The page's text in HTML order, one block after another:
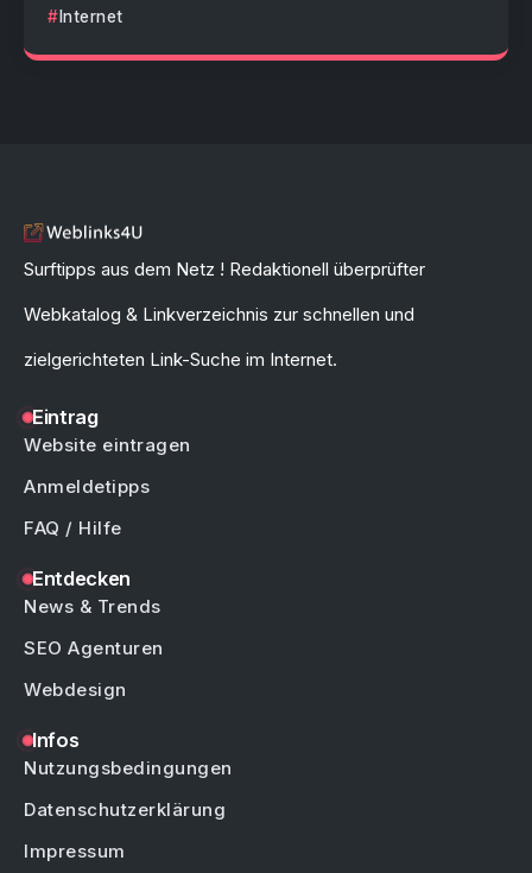
Internet
Surftipps aus dem Netz ! Redaktionell überprüfter
Webkatalog & Linkverzeichnis zur schnellen und
zielgerichteten Link-Suche im Internet.
Eintrag
Website eintragen
Anmeldetipps
FAQ / Hilfe
Entdecken
News & Trends
SEO Agenturen
Webdesign
Infos
Nutzungsbedingungen
Datenschutzerklärung
Impressum